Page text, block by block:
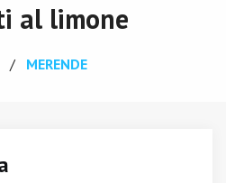
al limone
MERENDE